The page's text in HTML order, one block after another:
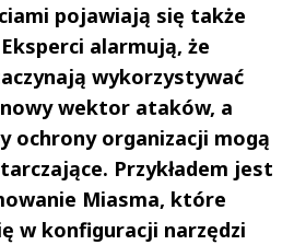
pojawiają się także
alarmują, że
wykorzystywać
wektor ataków, a
ochrony organizacji mogą
Przykładem jest
Miasma, które
w konfiguracji narzędzi